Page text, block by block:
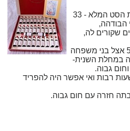
האם, שרכשה לאחרונה את הסט המלא - 33
הבודהה,
שקורים לה,
היא בקרה עם בתה בת ה-5 אצל בני משפחה
במחלת השנית-
גבוה.
רבות ואי אפשר היה להפריד
חזרה עם חום גבוה.